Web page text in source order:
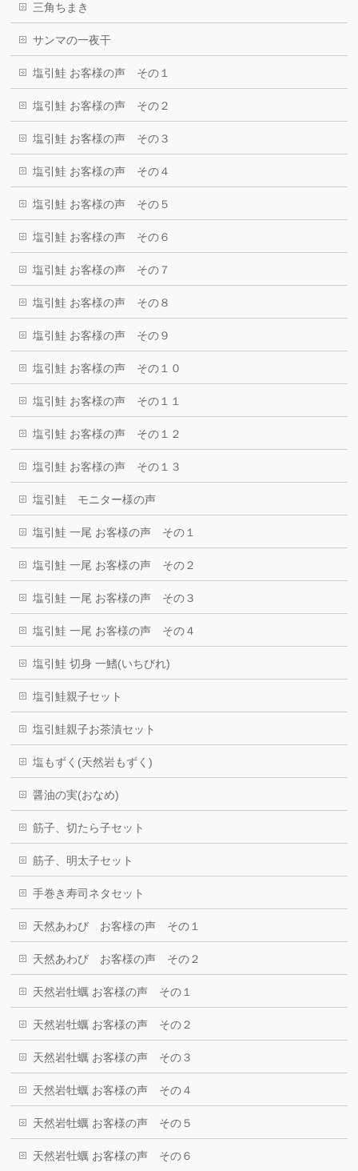
三角ちまき
サンマの一夜干
塩引鮭 お客様の声 その１
塩引鮭 お客様の声 その２
塩引鮭 お客様の声 その３
塩引鮭 お客様の声 その４
塩引鮭 お客様の声 その５
塩引鮭 お客様の声 その６
塩引鮭 お客様の声 その７
塩引鮭 お客様の声 その８
塩引鮭 お客様の声 その９
塩引鮭 お客様の声 その１０
塩引鮭 お客様の声 その１１
塩引鮭 お客様の声 その１２
塩引鮭 お客様の声 その１３
塩引鮭 モニター様の声
塩引鮭 一尾 お客様の声 その１
塩引鮭 一尾 お客様の声 その２
塩引鮭 一尾 お客様の声 その３
塩引鮭 一尾 お客様の声 その４
塩引鮭 切身 一鰭(いちびれ)
塩引鮭親子セット
塩引鮭親子お茶漬セット
塩もずく(天然岩もずく)
醤油の実(おなめ)
筋子、切たら子セット
筋子、明太子セット
手巻き寿司ネタセット
天然あわび お客様の声 その１
天然あわび お客様の声 その２
天然岩牡蠣 お客様の声 その１
天然岩牡蠣 お客様の声 その２
天然岩牡蠣 お客様の声 その３
天然岩牡蠣 お客様の声 その４
天然岩牡蠣 お客様の声 その５
天然岩牡蠣 お客様の声 その６